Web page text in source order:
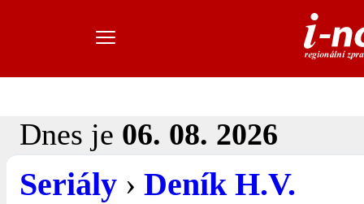
Dnes je 06. 08. 2026
Seriály › Deník H.V.